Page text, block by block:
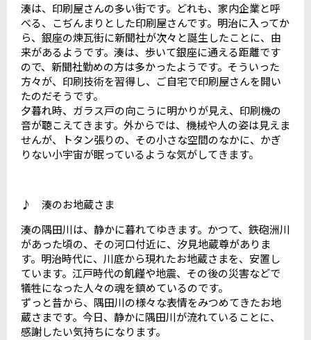
湊は、印刷屋さんの多い街です。どれも、家内企業と呼
べる、こぢんまりとした印刷屋さんです。明治に入ってか
ら、銀座の煉瓦街に新聞社が次々と誕生したことに、由
来があるようです。湊は、歩いて銀座に通える距離です
ので、新聞社勤めの方は多かったようです。そういった
方々が、印刷技術を習得し、ご自宅で印刷屋さんを開い
たのだそうです。
夕暮れ時、ガラス戸の向こうに明かりが見え、印刷機の
音が聴こえてきます。外からでは、機械や人の姿は見えま
せんが、トタン張りの、その小さな空間のなかに、かぎ
りない小宇宙が眠っているような気がしてきます。
♪ 湊のお地蔵さま
湊の隅田川は、静かに暮れてゆきます。かつて、鉄砲洲川
があった頃の、その河口付近に、汐見地蔵尊がありま
す。明治時代に、川底から現れたお地蔵さまを、安置し
ています。江戸時代の飢饉や地震、その後の災害などで
犠牲になった人々の魂を鎮めているのです。
ずっと昔から、隅田川の様々な表情をみつめてきたお地
蔵さまです。今日、静かに隅田川が流れていることに、
感謝したい気持ちになります。